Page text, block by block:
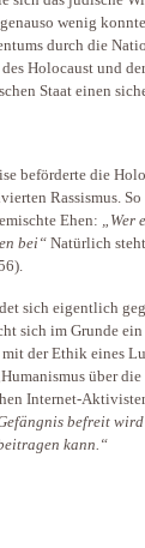
wenig
durch die
Holocaust und
Staat einen
beförderte die
Rassismus.
Ehen: „Wer
bei“ Natürlich
sich eigentlich
sich im Grunde
der Ethik eines
über
Internet-
befreit
kann.“